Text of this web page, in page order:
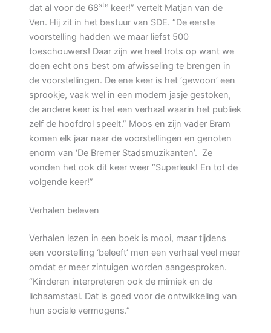
dat al voor de 68ste keer!” vertelt Matjan van de
Ven. Hij zit in het bestuur van SDE. “De eerste
voorstelling hadden we maar liefst 500
toeschouwers! Daar zijn we heel trots op want we
doen echt ons best om afwisseling te brengen in
de voorstellingen. De ene keer is het ‘gewoon’ een
sprookje, vaak wel in een modern jasje gestoken,
de andere keer is het een verhaal waarin het publiek
zelf de hoofdrol speelt.” Moos en zijn vader Bram
komen elk jaar naar de voorstellingen en genoten
enorm van ‘De Bremer Stadsmuzikanten’. Ze
vonden het ook dit keer weer “Superleuk! En tot de
volgende keer!”
Verhalen beleven
Verhalen lezen in een boek is mooi, maar tijdens
een voorstelling ‘beleeft’ men een verhaal veel meer
omdat er meer zintuigen worden aangesproken.
“Kinderen interpreteren ook de mimiek en de
lichaamstaal. Dat is goed voor de ontwikkeling van
hun sociale vermogens.”